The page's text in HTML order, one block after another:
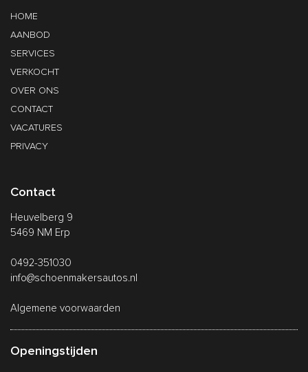
HOME
AANBOD
SERVICES
VERKOCHT
OVER ONS
CONTACT
VACATURES
PRIVACY
Contact
Heuvelberg 9
5469 NM Erp
0492-351030
info@schoenmakersautos.nl
Algemene voorwaarden
Openingstijden